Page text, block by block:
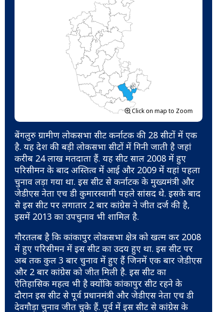
Click on map to Zoom
बेंगलुरु ग्रामीण लोकसभा सीट कर्नाटक की 28 सीटों में एक
है. यह देश की बड़ी लोकसभा सीटों में गिनी जाती है जहां
करीब 24 लाख मतदाता हैं. यह सीट साल 2008 में हुए
परिसीमन के बाद अस्तित्व में आई और 2009 में यहां पहला
चुनाव लड़ा गया था. इस सीट से कर्नाटक के मुख्यमंत्री और
जेडीएस नेता एच डी कुमारस्वामी पहले सांसद थे. इसके बाद
से इस सीट पर लगातार 2 बार कांग्रेस ने जीत दर्ज की है,
इसमें 2013 का उपचुनाव भी शामिल है.
गौरतलब है कि कांकापुर लोकसभा क्षेत्र को खत्म कर 2008
में हुए परिसीमन में इस सीट का उदय हुए था. इस सीट पर
अब तक कुल 3 बार चुनाव में हुए हैं जिनमें एक बार जेडीएस
और 2 बार कांग्रेस को जीत मिली है. इस सीट का
ऐतिहासिक महत्व भी है क्योंकि कांकापुर सीट रहने के
दौरान इस सीट से पूर्व प्रधानमंत्री और जेडीएस नेता एच डी
देवगौड़ा चुनाव जीत चुके हैं. पूर्व में इस सीट से कांग्रेस के